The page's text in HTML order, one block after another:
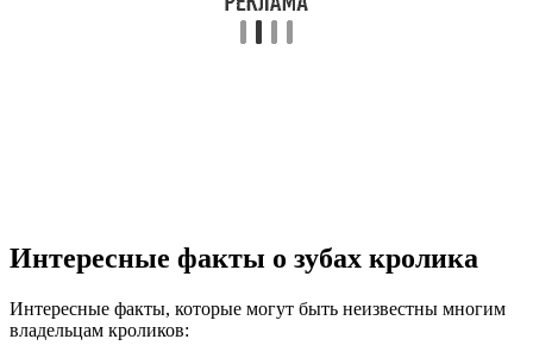
Интересные факты о зубах кролика
Интересные факты, которые могут быть неизвестны многим
владельцам кроликов: